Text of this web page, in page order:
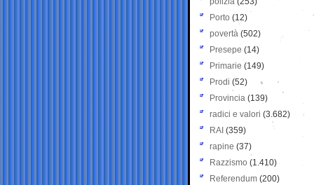
Porto (12)
povertà (502)
Presepe (14)
Primarie (149)
Prodi (52)
Provincia (139)
radici e valori (3.682)
RAI (359)
rapine (37)
Razzismo (1.410)
Referendum (200)